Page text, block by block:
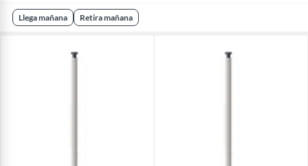
Llega mañana Retira mañana